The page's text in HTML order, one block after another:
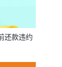
还款违约